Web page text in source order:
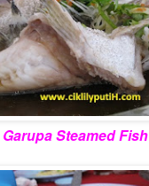
Garupa Steamed Fish